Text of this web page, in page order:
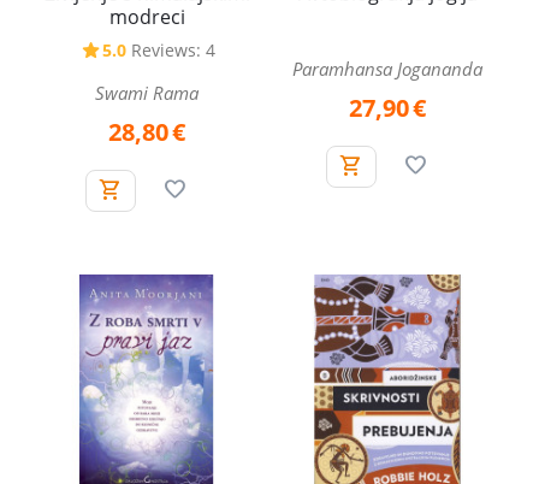
modreci
5.0 Reviews: 4
Swami Rama
28,80€
Paramhansa Jogananda
27,90€